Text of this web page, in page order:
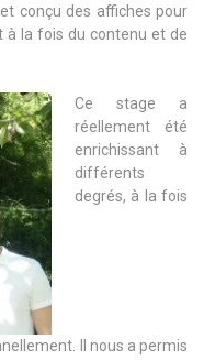
conçu des affiches pour
à la fois du contenu et de
Ce stage a
réellement été
enrichissant à
différents
degrés, à la fois
Il nous a permis